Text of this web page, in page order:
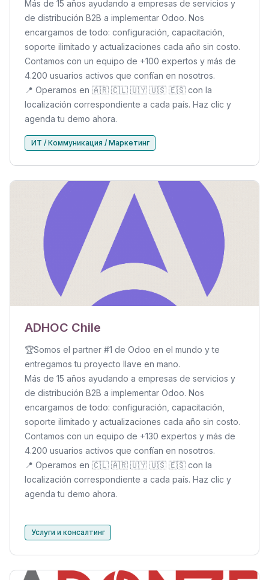
Más de 15 años ayudando a empresas de servicios y
de distribución B2B a implementar Odoo. Nos
encargamos de todo: configuración, capacitación,
soporte ilimitado y actualizaciones cada año sin costo.
Contamos con un equipo de +100 expertos y más de
4.200 usuarios activos que confían en nosotros.
📍 Operamos en 🇦🇷 🇨🇱 🇺🇾 🇺🇸 🇪🇸 con la
localización correspondiente a cada país. Haz clic y
agenda tu demo ahora.
ИТ / Коммуникация / Маркетинг
ADHOC Chile
🏆Somos el partner #1 de Odoo en el mundo y te
entregamos tu proyecto llave en mano.
Más de 15 años ayudando a empresas de servicios y
de distribución B2B a implementar Odoo. Nos
encargamos de todo: configuración, capacitación,
soporte ilimitado y actualizaciones cada año sin costo.
Contamos con un equipo de +130 expertos y más de
4.200 usuarios activos que confían en nosotros.
📍 Operamos en 🇨🇱 🇦🇷 🇺🇾 🇺🇸 🇪🇸 con la
localización correspondiente a cada país. Haz clic y
agenda tu demo ahora.
Услуги и консалтинг